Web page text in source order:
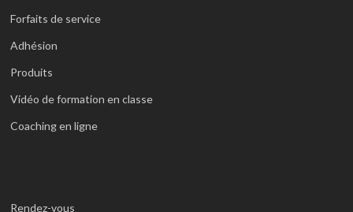
Forfaits de service
Adhésion
Produits
Vidéo de formation en classe
Coaching en ligne
Rendez-vous